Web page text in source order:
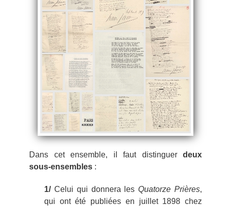
Dans cet ensemble, il faut distinguer deux
sous-ensembles :
1/Celui qui donnera lesQuatorze Prières,
qui ont été publiées en juillet 1898 chez